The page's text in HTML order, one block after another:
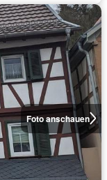
Foto anschauen